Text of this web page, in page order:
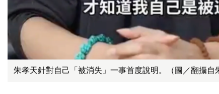
朱孝天針對自己「被消失」一事首度說明。（圖／翻攝自